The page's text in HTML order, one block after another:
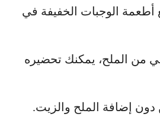
الوجبات الخفيفة في
من الملح، يمكنك تحضيره